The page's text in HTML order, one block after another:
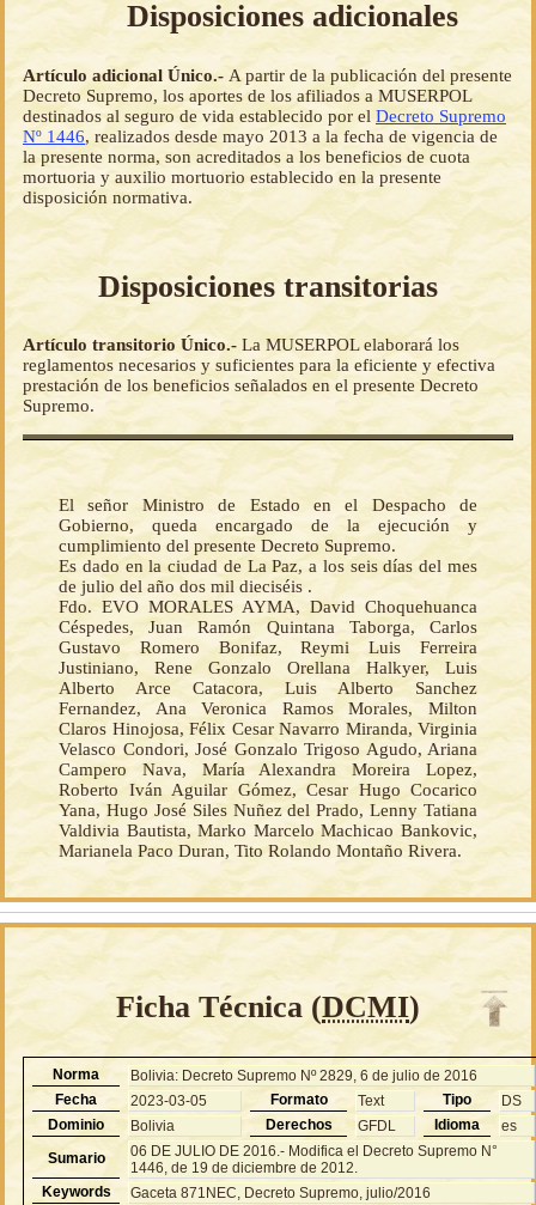
Disposiciones adicionales
Artículo adicional Único.- A partir de la publicación del presente
Decreto Supremo, los aportes de los afiliados a MUSERPOL
destinados al seguro de vida establecido por el Decreto Supremo
Nº 1446, realizados desde mayo 2013 a la fecha de vigencia de
la presente norma, son acreditados a los beneficios de cuota
mortuoria y auxilio mortuorio establecido en la presente
disposición normativa.
Disposiciones transitorias
Artículo transitorio Único.- La MUSERPOL elaborará los
reglamentos necesarios y suficientes para la eficiente y efectiva
prestación de los beneficios señalados en el presente Decreto
Supremo.
El señor Ministro de Estado en el Despacho de
Gobierno, queda encargado de la ejecución y
cumplimiento del presente Decreto Supremo.
Es dado en la ciudad de La Paz, a los seis días del mes
de julio del año dos mil dieciséis .
Fdo. EVO MORALES AYMA, David Choquehuanca
Céspedes, Juan Ramón Quintana Taborga, Carlos
Gustavo Romero Bonifaz, Reymi Luis Ferreira
Justiniano, Rene Gonzalo Orellana Halkyer, Luis
Alberto Arce Catacora, Luis Alberto Sanchez
Fernandez, Ana Veronica Ramos Morales, Milton
Claros Hinojosa, Félix Cesar Navarro Miranda, Virginia
Velasco Condori, José Gonzalo Trigoso Agudo, Ariana
Campero Nava, María Alexandra Moreira Lopez,
Roberto Iván Aguilar Gómez, Cesar Hugo Cocarico
Yana, Hugo José Siles Nuñez del Prado, Lenny Tatiana
Valdivia Bautista, Marko Marcelo Machicao Bankovic,
Marianela Paco Duran, Tito Rolando Montaño Rivera.
Ficha Técnica (DCMI)
Norma
Bolivia: Decreto Supremo Nº 2829, 6 de julio de 2016
Fecha
2023-03-05 Formato Text Tipo
DS
Dominio
Bolivia Derechos GFDL Idioma
es
Sumario
06 DE JULIO DE 2016.- Modifica el Decreto Supremo N°
1446, de 19 de diciembre de 2012.
Keywords
Gaceta 871NEC, Decreto Supremo, julio/2016